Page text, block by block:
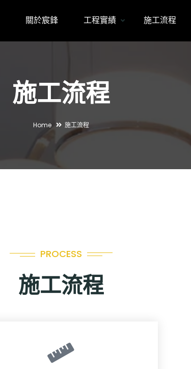
關於宸鋒 工程實績 施工流程
施工流程
Home 施工流程
PROCESS
施工流程